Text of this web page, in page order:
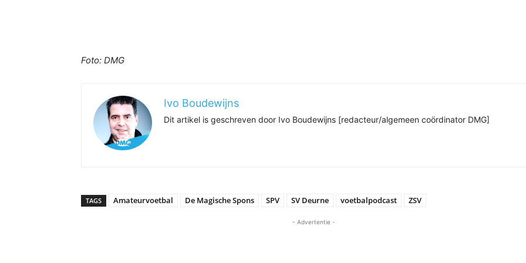
Foto: DMG
Ivo Boudewijns
Dit artikel is geschreven door Ivo Boudewijns [redacteur/algemeen coördinator DMG]
TAGS Amateurvoetbal De Magische Spons SPV SV Deurne voetbalpodcast ZSV
- Advertentie -